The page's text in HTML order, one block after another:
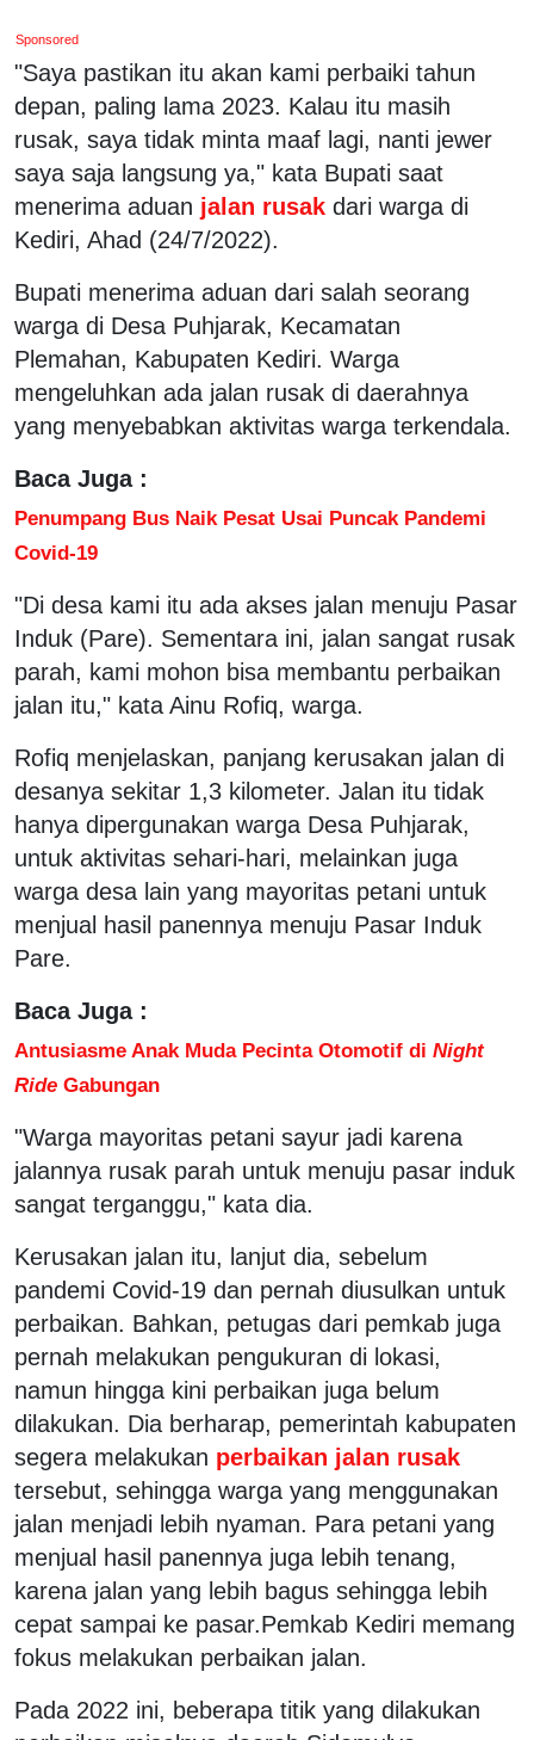
Sponsored
"Saya pastikan itu akan kami perbaiki tahun
depan, paling lama 2023. Kalau itu masih
rusak, saya tidak minta maaf lagi, nanti jewer
saya saja langsung ya," kata Bupati saat
menerima aduan jalan rusak dari warga di
Kediri, Ahad (24/7/2022).
Bupati menerima aduan dari salah seorang
warga di Desa Puhjarak, Kecamatan
Plemahan, Kabupaten Kediri. Warga
mengeluhkan ada jalan rusak di daerahnya
yang menyebabkan aktivitas warga terkendala.
Baca Juga :
Penumpang Bus Naik Pesat Usai Puncak Pandemi
Covid-19
"Di desa kami itu ada akses jalan menuju Pasar
Induk (Pare). Sementara ini, jalan sangat rusak
parah, kami mohon bisa membantu perbaikan
jalan itu," kata Ainu Rofiq, warga.
Rofiq menjelaskan, panjang kerusakan jalan di
desanya sekitar 1,3 kilometer. Jalan itu tidak
hanya dipergunakan warga Desa Puhjarak,
untuk aktivitas sehari-hari, melainkan juga
warga desa lain yang mayoritas petani untuk
menjual hasil panennya menuju Pasar Induk
Pare.
Baca Juga :
Antusiasme Anak Muda Pecinta Otomotif di Night
Ride Gabungan
"Warga mayoritas petani sayur jadi karena
jalannya rusak parah untuk menuju pasar induk
sangat terganggu," kata dia.
Kerusakan jalan itu, lanjut dia, sebelum
pandemi Covid-19 dan pernah diusulkan untuk
perbaikan. Bahkan, petugas dari pemkab juga
pernah melakukan pengukuran di lokasi,
namun hingga kini perbaikan juga belum
dilakukan. Dia berharap, pemerintah kabupaten
segera melakukan perbaikan jalan rusak
tersebut, sehingga warga yang menggunakan
jalan menjadi lebih nyaman. Para petani yang
menjual hasil panennya juga lebih tenang,
karena jalan yang lebih bagus sehingga lebih
cepat sampai ke pasar.Pemkab Kediri memang
fokus melakukan perbaikan jalan.
Pada 2022 ini, beberapa titik yang dilakukan